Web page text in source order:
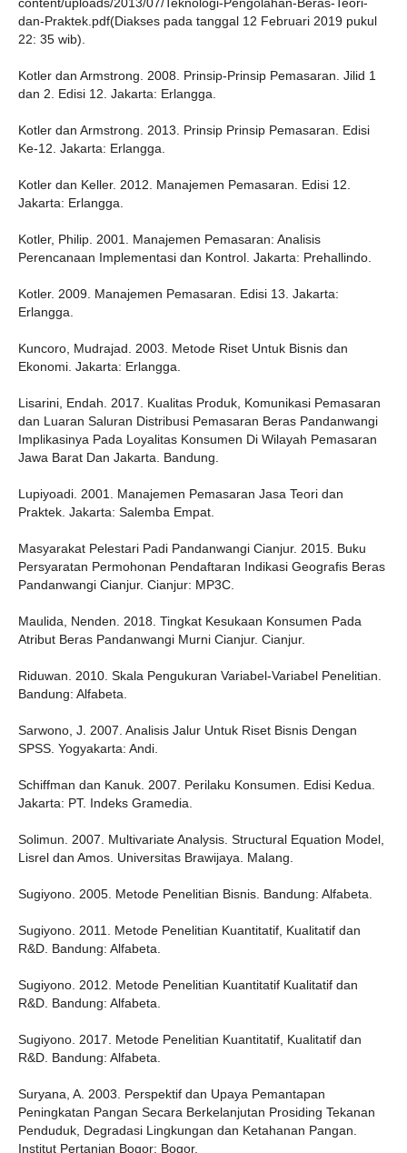
dan-Praktek.pdf(Diakses pada tanggal 12 Februari 2019 pukul
22: 35 wib).
Kotler dan Armstrong. 2008. Prinsip-Prinsip Pemasaran. Jilid 1
dan 2. Edisi 12. Jakarta: Erlangga.
Kotler dan Armstrong. 2013. Prinsip Prinsip Pemasaran. Edisi
Ke-12. Jakarta: Erlangga.
Kotler dan Keller. 2012. Manajemen Pemasaran. Edisi 12.
Jakarta: Erlangga.
Kotler, Philip. 2001. Manajemen Pemasaran: Analisis
Perencanaan Implementasi dan Kontrol. Jakarta: Prehallindo.
Kotler. 2009. Manajemen Pemasaran. Edisi 13. Jakarta:
Erlangga.
Kuncoro, Mudrajad. 2003. Metode Riset Untuk Bisnis dan
Ekonomi. Jakarta: Erlangga.
Lisarini, Endah. 2017. Kualitas Produk, Komunikasi Pemasaran
dan Luaran Saluran Distribusi Pemasaran Beras Pandanwangi
Implikasinya Pada Loyalitas Konsumen Di Wilayah Pemasaran
Jawa Barat Dan Jakarta. Bandung.
Lupiyoadi. 2001. Manajemen Pemasaran Jasa Teori dan
Praktek. Jakarta: Salemba Empat.
Masyarakat Pelestari Padi Pandanwangi Cianjur. 2015. Buku
Persyaratan Permohonan Pendaftaran Indikasi Geografis Beras
Pandanwangi Cianjur. Cianjur: MP3C.
Maulida, Nenden. 2018. Tingkat Kesukaan Konsumen Pada
Atribut Beras Pandanwangi Murni Cianjur. Cianjur.
Riduwan. 2010. Skala Pengukuran Variabel-Variabel Penelitian.
Bandung: Alfabeta.
Sarwono, J. 2007. Analisis Jalur Untuk Riset Bisnis Dengan
SPSS. Yogyakarta: Andi.
Schiffman dan Kanuk. 2007. Perilaku Konsumen. Edisi Kedua.
Jakarta: PT. Indeks Gramedia.
Solimun. 2007. Multivariate Analysis. Structural Equation Model,
Lisrel dan Amos. Universitas Brawijaya. Malang.
Sugiyono. 2005. Metode Penelitian Bisnis. Bandung: Alfabeta.
Sugiyono. 2011. Metode Penelitian Kuantitatif, Kualitatif dan
R&D. Bandung: Alfabeta.
Sugiyono. 2012. Metode Penelitian Kuantitatif Kualitatif dan
R&D. Bandung: Alfabeta.
Sugiyono. 2017. Metode Penelitian Kuantitatif, Kualitatif dan
R&D. Bandung: Alfabeta.
Suryana, A. 2003. Perspektif dan Upaya Pemantapan
Peningkatan Pangan Secara Berkelanjutan Prosiding Tekanan
Penduduk, Degradasi Lingkungan dan Ketahanan Pangan.
Institut Pertanian Bogor: Bogor.